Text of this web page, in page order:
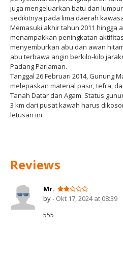
juga mengeluarkan batu dan
sedikitnya pada lima daerah
Memasuki akhir tahun 2011 hingga
menampakkan peningkatan
menyemburkan abu dan awan
abu terbawa angin berkilo-kilo
Padang Pariaman.
Tanggal 26 Februari 2014, Gunung
melepaskan material pasir, tefra,
Tanah Datar dan Agam. Status
3 km dari pusat kawah harus
letusan ini.
Reviews
Mr.
by - Okt 17, 2024 at 08:39
555